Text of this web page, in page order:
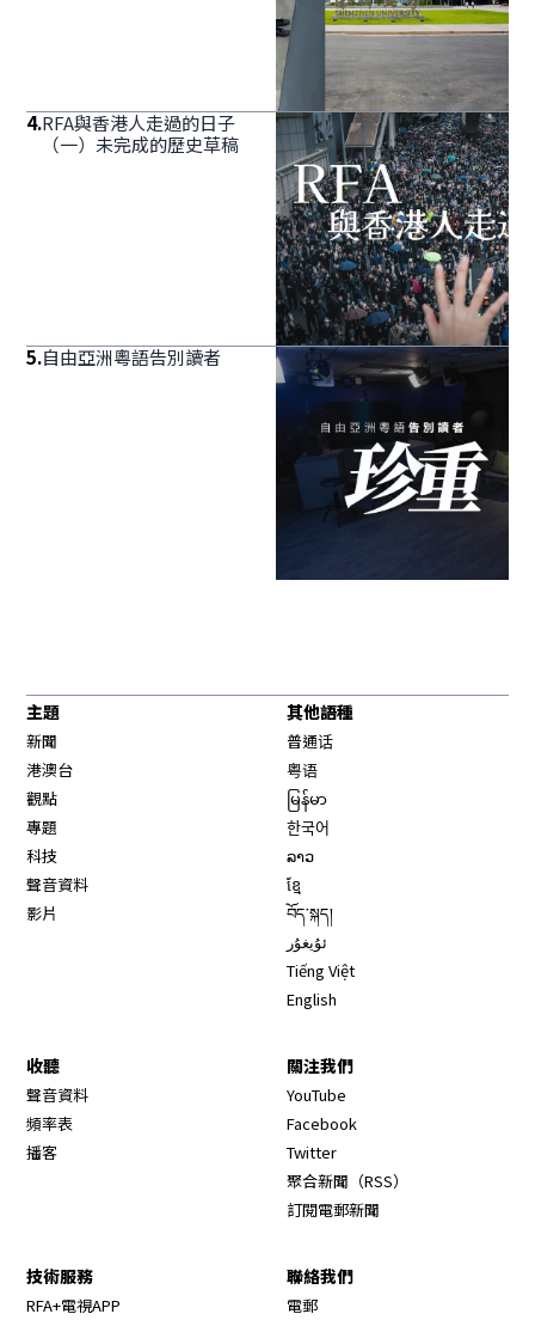
4.RFA與香港人走過的日子
（一）未完成的歷史草稿
5.自由亞洲粵語告別讀者
主題
新聞
港澳台
觀點
專題
科技
聲音資料
影片
其他語種
普通话
粤语
မြန်မာ
한국어
ລາວ
ខ្មែ
བོད་སྐད།
ئۇيغۇر
Tiếng Việt
English
收聽
聲音資料
頻率表
播客
關注我們
YouTube
Facebook
Twitter
聚合新聞（RSS）
訂閱電郵新聞
技術服務
RFA+電視APP
聯絡我們
電郵